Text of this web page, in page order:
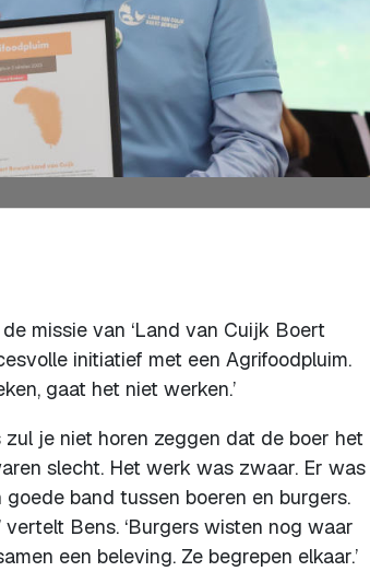
missie van ‘Land van Cuijk Boert
initiatief met een Agrifoodpluim.
gaat het niet werken.’
je niet horen zeggen dat de boer het
slecht. Het werk was zwaar. Er was
band tussen boeren en burgers.
vertelt Bens. ‘Burgers wisten nog waar
een beleving. Ze begrepen elkaar.’